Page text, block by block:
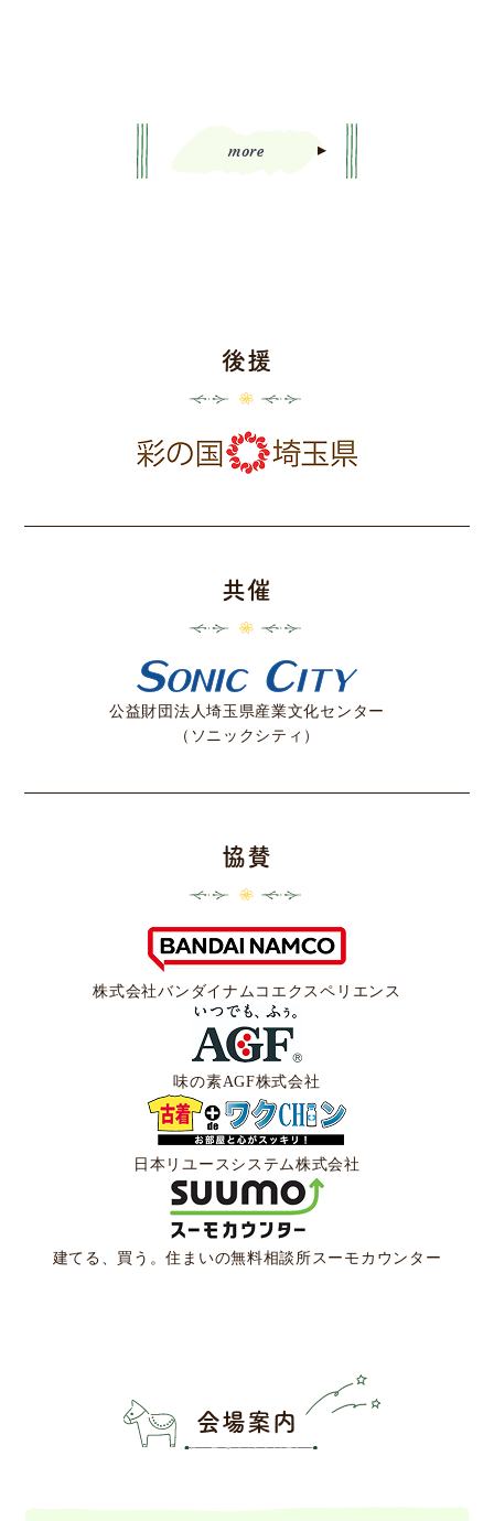
more
後援
共催
公益財団法人埼玉県産業文化センター
（ソニックシティ）
協賛
株式会社バンダイナムコ エクスペリエンス
味の素AGF株式会社
日本リユースシステム株式会社
建てる、買う。住まいの無料相談所スーモカウンター
会場案内